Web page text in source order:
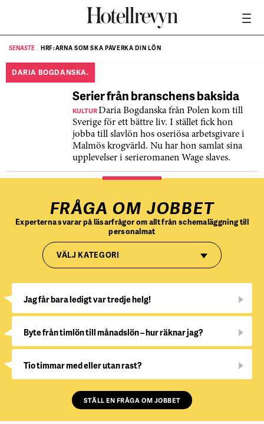
SENASTE HRF:ARNA SOM SKA PÅVERKA DIN LÖN
DARIA BOGDANSKA.
Serier från branschens baksida
KULTURDaria Bogdanska från Polen kom till
Sverige för ett bättre liv. I stället fick hon
jobba till slavlön hos oseriösa arbetsgivare i
Malmös krogvärld. Nu har hon samlat sina
upplevelser i serieromanen Wage slaves.
FRÅGA OM JOBBET
Experterna svarar på läsarfrågor om allt från schemaläggning till
personalmat
VÄLJ KATEGORI
Jag får bara ledigt var tredje helg!
Byte från timlön till månadslön – hur räknar jag?
Tio timmar med eller utan rast?
STÄLL EN FRÅGA OM JOBBET